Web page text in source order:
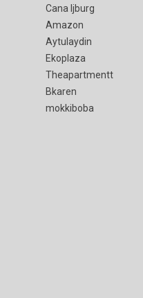
Cana Ijburg
Amazon
Aytulaydin
Ekoplaza
Theapartmentt
Bkaren
mokkiboba